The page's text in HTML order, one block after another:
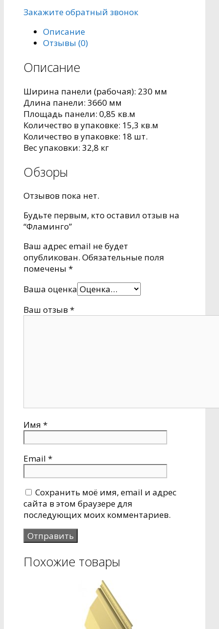
Закажите обратный звонок
Описание
Отзывы (0)
Описание
Ширина панели (рабочая): 230 мм
Длина панели: 3660 мм
Площадь панели: 0,85 кв.м
Количество в упаковке: 15,3 кв.м
Количество в упаковке: 18 шт.
Вес упаковки: 32,8 кг
Обзоры
Отзывов пока нет.
Будьте первым, кто оставил отзыв на
“Фламинго”
Ваш адрес email не будет
опубликован. Обязательные поля
помечены *
Ваша оценка
Ваш отзыв *
Имя *
Email *
Сохранить моё имя, email и адрес
сайта в этом браузере для
последующих моих комментариев.
Похожие товары